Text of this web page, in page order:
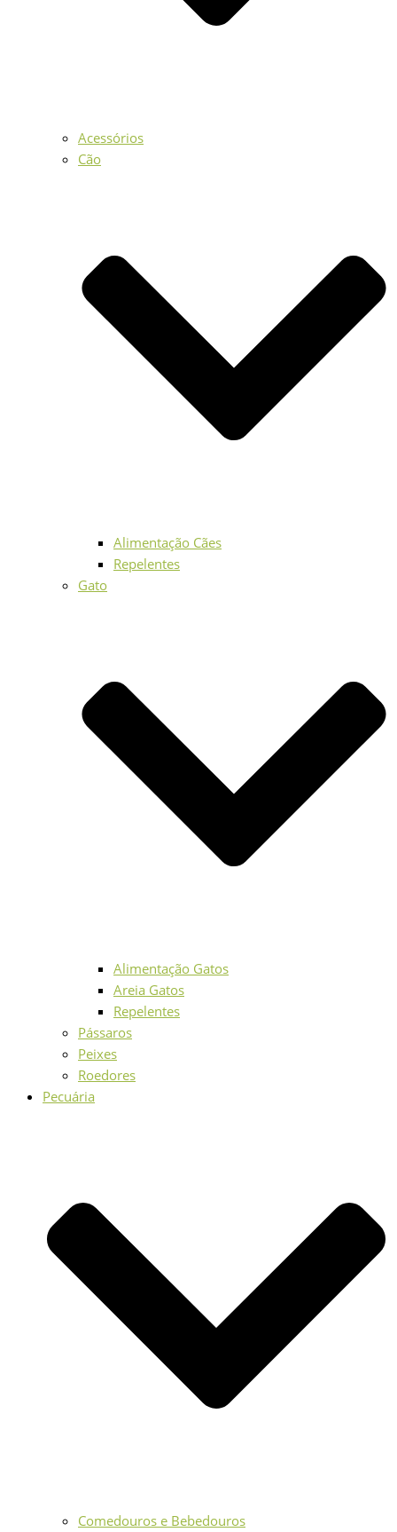
Acessórios
Cão
Alimentação Cães
Repelentes
Gato
Alimentação Gatos
Areia Gatos
Repelentes
Pássaros
Peixes
Roedores
Pecuária
Comedouros e Bebedouros